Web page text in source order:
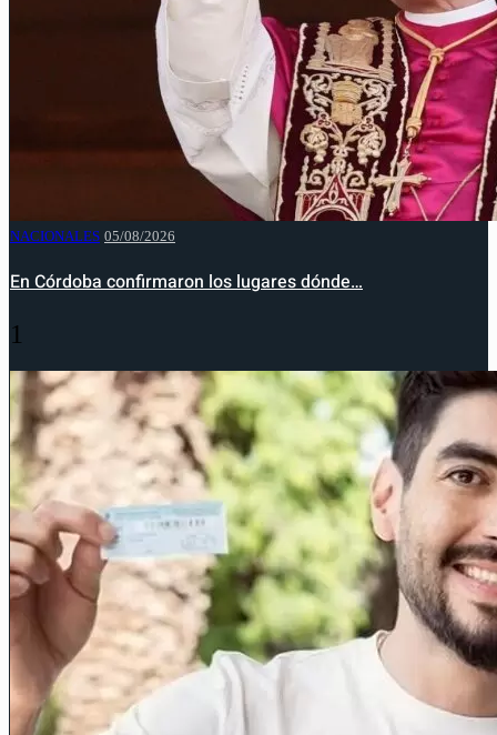
NACIONALES 05/08/2026
En Córdoba confirmaron los lugares dónde…
1